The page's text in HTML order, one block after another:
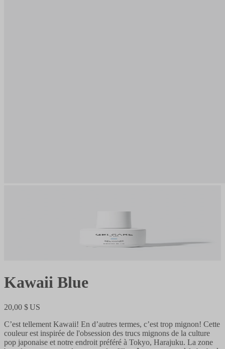
Kawaii Blue
20,00 $ US
C’est tellement Kawaii! En d’autres termes, c’est trop mignon! Cette
couleur est inspirée de l'obsession des trucs mignons de la culture
pop japonaise et notre endroit préféré à Tokyo, Harajuku. La zone